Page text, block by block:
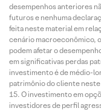
desempenhos anteriores
futuros e nenhuma
feita neste material em
cenário macroeconômico,
podem afetar o
em significativas perdas
investimento é de médio-
patrimônio do cliente
O investimento em
investidores de perfil